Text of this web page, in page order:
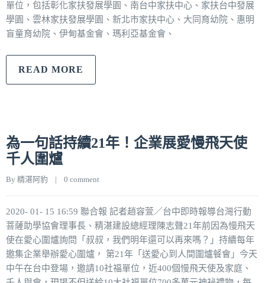
單位，包括彰化家扶發展學園、南台中家扶中心、家扶台中發展
學園、雲林家扶發展學園、新北市家扶中心、大同育幼院、惠明
盲童育幼院、伊甸基金會、瑪利亞基金會、
READ MORE
為一句話持續21年！企業展愛慢飛天使
千人圍爐
By 精湛阿豹 | 0 comment
2020- 01- 15 16:59 聯合報 記者趙容萱／台中即時報導台灣行動
菩薩助學協會理事長、精湛建設總經理陳志聲21年前因為慢飛天
使在愛心圍爐詢問「叔叔，我們明年還可以再來嗎？」持續每年
邀集企業舉辦愛心圍爐， 第21年「送愛心到人間圍爐餐會」今天
中午在台中登場，邀請10社福單位，近400個慢飛天使及家庭、